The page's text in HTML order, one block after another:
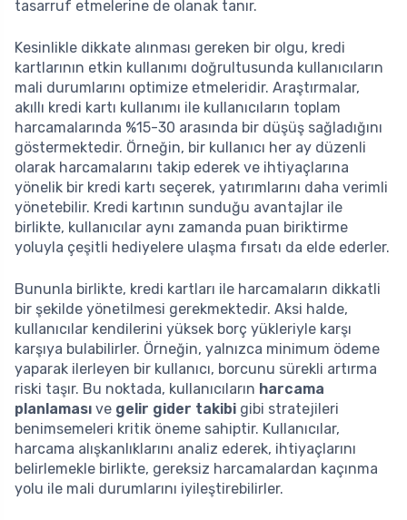
tasarruf etmelerine de olanak tanır.
Kesinlikle dikkate alınması gereken bir olgu, kredi
kartlarının etkin kullanımı doğrultusunda kullanıcıların
mali durumlarını optimize etmeleridir. Araştırmalar,
akıllı kredi kartı kullanımı ile kullanıcıların toplam
harcamalarında %15-30 arasında bir düşüş sağladığını
göstermektedir. Örneğin, bir kullanıcı her ay düzenli
olarak harcamalarını takip ederek ve ihtiyaçlarına
yönelik bir kredi kartı seçerek, yatırımlarını daha verimli
yönetebilir. Kredi kartının sunduğu avantajlar ile
birlikte, kullanıcılar aynı zamanda puan biriktirme
yoluyla çeşitli hediyelere ulaşma fırsatı da elde ederler.
Bununla birlikte, kredi kartları ile harcamaların dikkatli
bir şekilde yönetilmesi gerekmektedir. Aksi halde,
kullanıcılar kendilerini yüksek borç yükleriyle karşı
karşıya bulabilirler. Örneğin, yalnızca minimum ödeme
yaparak ilerleyen bir kullanıcı, borcunu sürekli artırma
riski taşır. Bu noktada, kullanıcıların harcama
planlaması ve gelir gider takibi gibi stratejileri
benimsemeleri kritik öneme sahiptir. Kullanıcılar,
harcama alışkanlıklarını analiz ederek, ihtiyaçlarını
belirlemekle birlikte, gereksiz harcamalardan kaçınma
yolu ile mali durumlarını iyileştirebilirler.